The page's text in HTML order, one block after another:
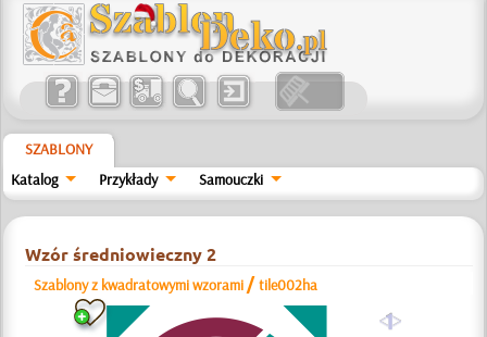
SZABLONY
Katalog
Przykłady Samouczki
Wzór średniowieczny 2
Szablony z kwadratowymi wzorami /tile002ha
a